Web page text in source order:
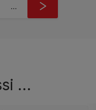
… Next page
››
…